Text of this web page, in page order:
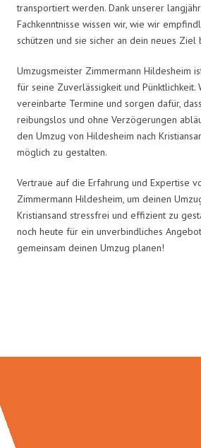
transportiert werden. Dank unserer
Fachkenntnisse wissen wir, wie wir
schützen und sie sicher an dein neues Ziel
Umzugsmeister Zimmermann Hildesheim
für seine Zuverlässigkeit und Pünktlichkeit.
vereinbarte Termine und sorgen dafür,
reibungslos und ohne Verzögerungen
den Umzug von Hildesheim nach
möglich zu gestalten.
Vertraue auf die Erfahrung und Expertise
Zimmermann Hildesheim, um deinen
Kristiansand stressfrei und effizient zu
noch heute für ein unverbindliches
gemeinsam deinen Umzug planen!